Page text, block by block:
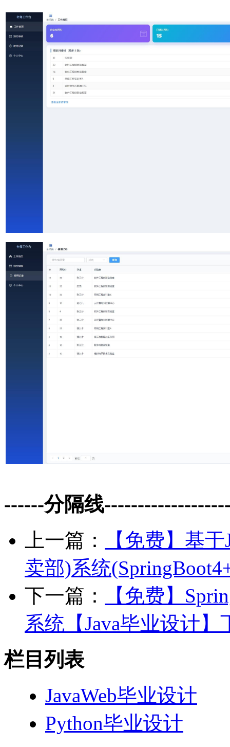
------分隔线
上一篇：
【免费】基
卖部)系统
下一篇：
【免费】
系统【Java毕业设计】
栏目列表
JavaWeb毕业设计
Python毕业设计